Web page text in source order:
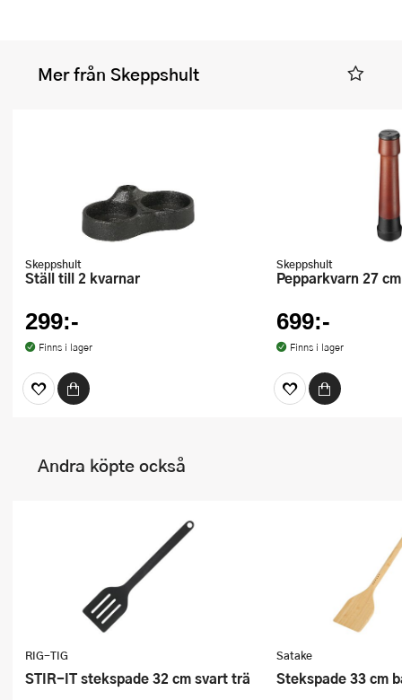
Mer från Skeppshult
Skeppshult
Ställ till 2 kvarnar
299:-
Finns i lager
Skeppshult
Pepparkvarn 27
699:-
Finns i lager
Andra köpte också
RIG-TIG
STIR-IT stekspade 32 cm svart trä
Satake
Stekspade 33 cm